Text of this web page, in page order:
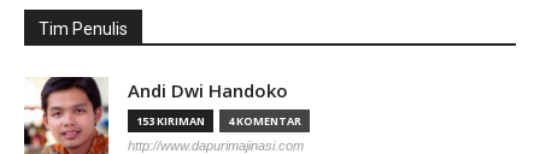
Tim Penulis
Andi Dwi Handoko
153 KIRIMAN 4 KOMENTAR
http://www.dapurimajinasi.com